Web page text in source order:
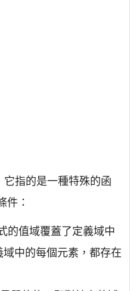
指的是一種特殊的函
件：
的值域覆蓋了定義域中
中的每個元素，都存在